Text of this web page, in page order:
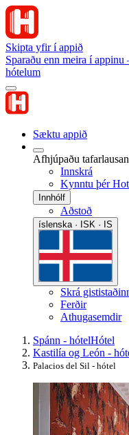
Skipta yfir í appið
Sparaðu enn meira í
hótelum
Sæktu appið
Afhjúpaðu
Innskrá
Kynntu þér
Innhólf
Aðstoð
íslenska · ISK · IS
Skrá
Ferðir
Athugasemdir
Spánn - hótelHótel
Kastilía og León -
Palacios del Sil - hótel